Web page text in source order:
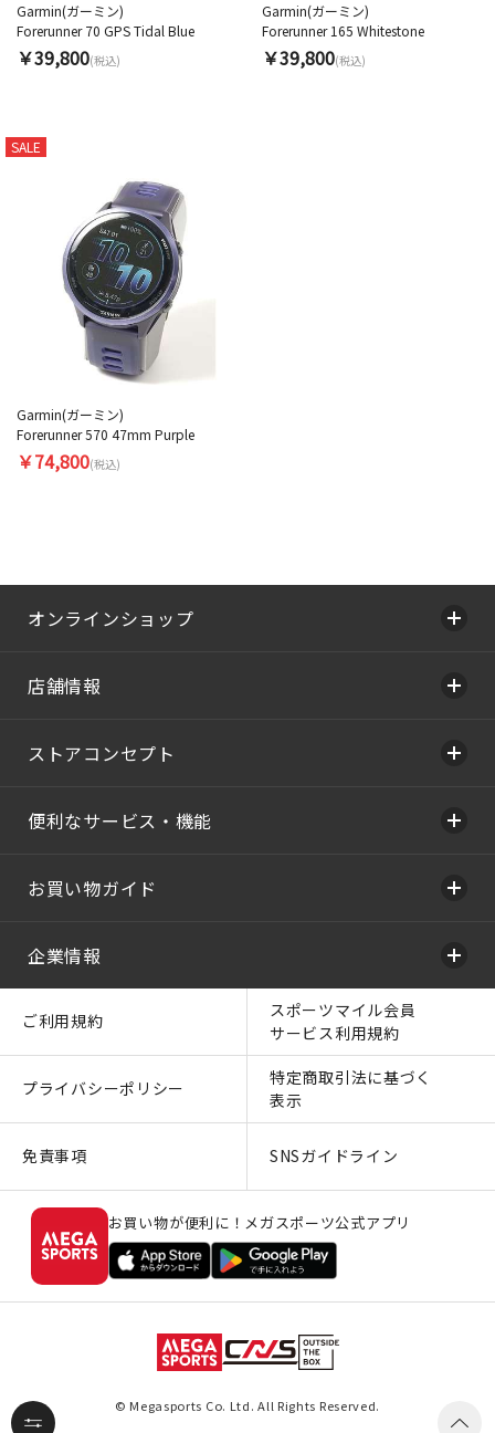
Garmin(ガーミン)
Forerunner 70 GPS Tidal Blue
￥39,800(税込)
Garmin(ガーミン)
Forerunner 165 Whitestone
￥39,800(税込)
SALE
Garmin(ガーミン)
Forerunner 570 47mm Purple
￥74,800(税込)
オンラインショップ
店舗情報
ストアコンセプト
便利なサービス・機能
お買い物ガイド
企業情報
ご利用規約
スポーツマイル会員
サービス利用規約
プライバシーポリシー
特定商取引法に基づく
表示
免責事項 SNSガイドライン
お買い物が便利に！メガスポーツ公式アプリ
© Megasports Co. Ltd. All Rights Reserved.